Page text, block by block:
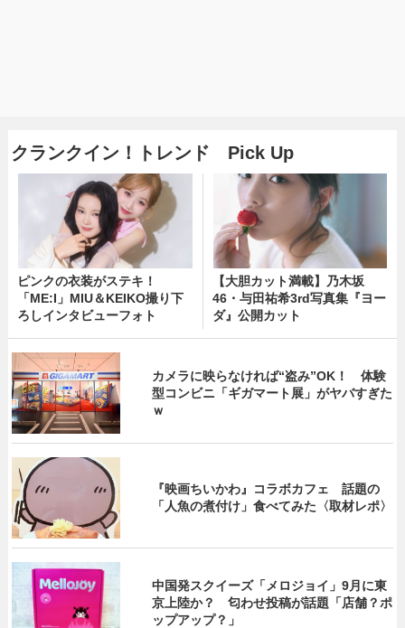
クランクイン！トレンド Pick Up
ピンクの衣装がステキ！
「ME:I」MIU＆KEIKO撮り下
ろしインタビューフォト
【大胆カット満載】乃木坂
46・与田祐希3rd写真集『ヨー
ダ』公開カット
カメラに映らなければ“盗み”OK！ 体験
型コンビニ「ギガマート展」がヤバすぎた
ｗ
『映画ちいかわ』コラボカフェ 話題の
「人魚の煮付け」食べてみた〈取材レポ〉
中国発スクイーズ「メロジョイ」9月に東
京上陸か？ 匂わせ投稿が話題「店舗？ポ
ップアップ？」